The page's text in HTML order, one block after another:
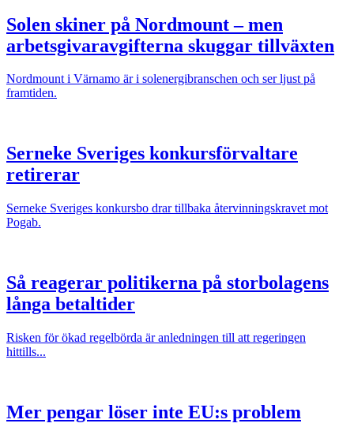
Solen skiner på Nordmount – men
arbetsgivaravgifterna skuggar tillväxten
Nordmount i Värnamo är i solenergibranschen och ser ljust på
framtiden.
Serneke Sveriges konkursförvaltare
retirerar
Serneke Sveriges konkursbo drar tillbaka återvinningskravet mot
Pogab.
Så reagerar politikerna på storbolagens
långa betaltider
Risken för ökad regelbörda är anledningen till att regeringen
hittills...
Mer pengar löser inte EU:s problem